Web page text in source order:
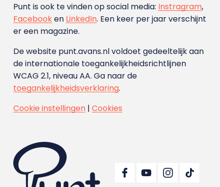
Punt is ook te vinden op social media: Instragram,
Facebooken LinkedIn. Een keer per jaar verschijnt
er een magazine.
De website punt.avans.nl voldoet gedeeltelijk aan
de internationale toegankelijkheidsrichtlijnen
WCAG 2.1, niveau AA. Ga naar de
toegankelijkheidsverklaring.
Cookie instellingen| Cookies